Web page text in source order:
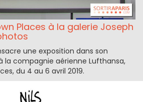
Places à la galerie Joseph
une exposition dans son
la compagnie aérienne Lufthansa,
du 4 au 6 avril 2019.